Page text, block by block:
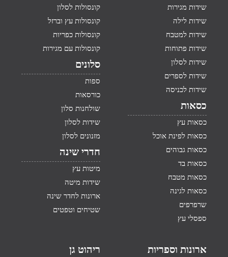
שידות מגירות
שידות לילה
שידות למטבח
שידות פתוחות
שידות לסלון
שידות לספרים
שידות לכניסה
כסאות
כסאות עץ
כסאות לפינת אוכל
כסאות גבוהים
כסאות בד
כסאות מטבח
כסאות לגינה
שרפרפים
ספסלי עץ
קונסולות לסלון
קונסולות עץ וברזל
קונסולות כפריות
קונסולות עם מגירות
סלונים
ספות
כורסאות
שולחנות סלון
שידות לסלון
מזנונים לסלון
חדרי שינה
מיטות עץ
שידות מיטה
ארונות לחדר שינה
שטיחים וטפטים
ארונות וספריות ריהוט גן